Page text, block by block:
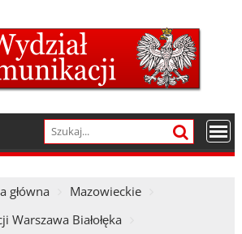
główna
Mazowieckie
Warszawa Białołęka